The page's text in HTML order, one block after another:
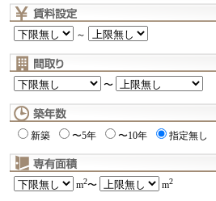
～
〜
新築 〜5年 〜10年 指定無し
m2〜 m2